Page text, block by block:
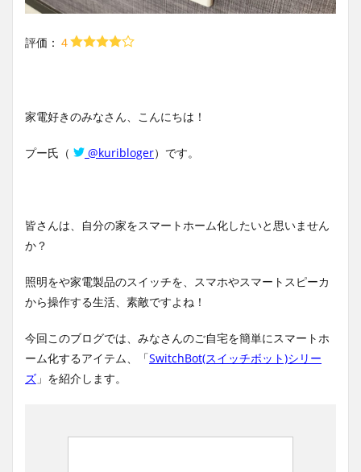
評価： ４
家電好きのみなさん、こんにちは！
プー氏（ @kuribloger）です。
皆さんは、自分の家をスマートホーム化したいと思いません
か？
照明をや家電製品のスイッチを、スマホやスマートスピーカ
から操作する生活、素敵ですよね！
今回このブログでは、みなさんのご自宅を簡単にスマートホ
ーム化するアイテム、「SwitchBot(スイッチボット)シリー
ズ 」を紹介します。